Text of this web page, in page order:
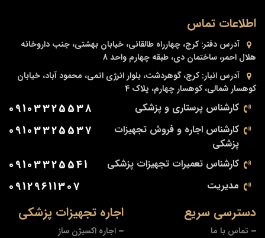
اجاره تجهیزات پزشکی
اجاره اکسیژن ساز
دسترسی سریع
تماس با ما
اطلاعات تماس
آدرس دفتر: کرج، چهارراه طالقانی، خیابان بهشتی، جنب داروخانه
هلال احمر، ساختمان دی، طبقه چهارم واحد 8
آدرس انبار: کرج، گوهردشت، بلوار انرژی اتمی، محمود آباد، خیابان
کوهسار شمالی، کوهسار چهارم، پلاک 4
کارشناس پرستاری و پزشکی 09103325538
کارشناس اجاره و فروش تجهیزات
پزشکی
09103325537
کارشناس تعمیرات تجهیزات پزشکی 09103325541
مدیریت 09129611307